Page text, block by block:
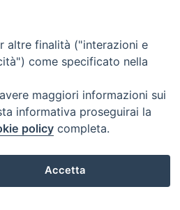
altre finalità ("interazioni e
come specificato nella
maggiori informazioni sui
informativa proseguirai la
policy completa.
Accetta